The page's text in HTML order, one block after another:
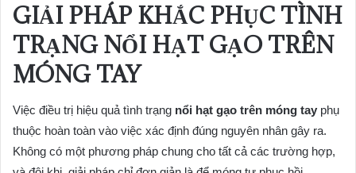
GIẢI PHÁP KHẮC PHỤC TÌNH
TRẠNG NỔI HẠT GẠO TRÊN
MÓNG TAY
Việc điều trị hiệu quả tình trạng nổi hạt gạo trên móng tay phụ
thuộc hoàn toàn vào việc xác định đúng nguyên nhân gây ra.
Không có một phương pháp chung cho tất cả các trường hợp,